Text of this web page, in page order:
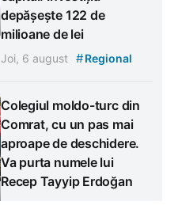
depășește 122 de
milioane de lei
Joi, 6 august #Regional
Colegiul moldo-turc din
Comrat, cu un pas mai
aproape de deschidere.
Va purta numele lui
Recep Tayyip Erdoğan